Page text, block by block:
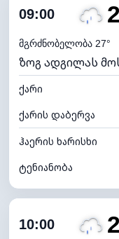
ღრუბლიანობა
ნამის წერტილი
ხილვადობა
განათების ინდექსი
ღრუბლის სიმაღლე
09:00
მგრძნობელობა 27°
ზოგ ადგილას
ქარი
ქარის დაბერვა
ჰაერის ხარისხი
ტენიანობა
ღრუბლიანობა
10:00